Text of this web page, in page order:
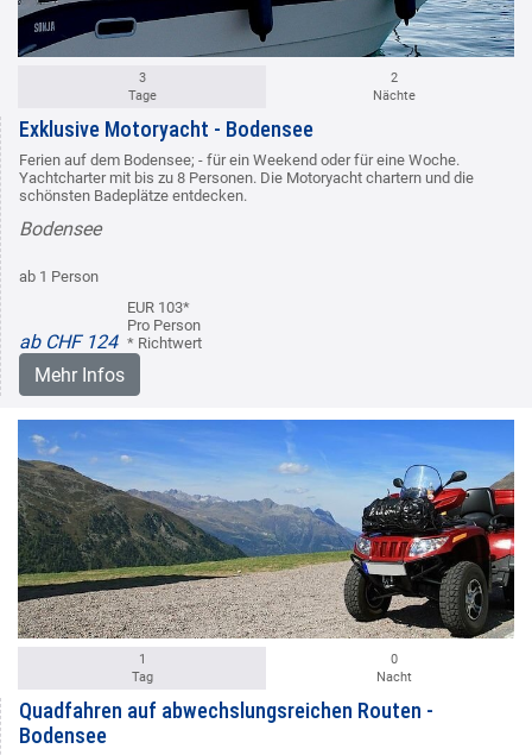
3
Tage
2
Nächte
Exklusive Motoryacht - Bodensee
Ferien auf dem Bodensee; - für ein Weekend oder für eine Woche.
Yachtcharter mit bis zu 8 Personen. Die Motoryacht chartern und die
schönsten Badeplätze entdecken.
Bodensee
ab 1 Person
ab CHF 124
EUR 103*
Pro Person
* Richtwert
Mehr Infos
1
Tag
0
Nacht
Quadfahren auf abwechslungsreichen Routen -
Bodensee